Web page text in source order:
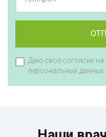
Даю своё согласие
персональных данных.